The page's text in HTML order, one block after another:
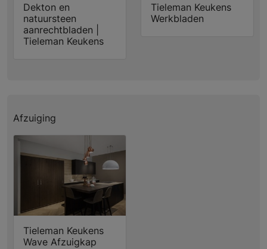
Dekton en
natuursteen
aanrechtbladen |
Tieleman Keukens
Tieleman Keukens
Werkbladen
Afzuiging
Tieleman Keukens
Wave Afzuigkap